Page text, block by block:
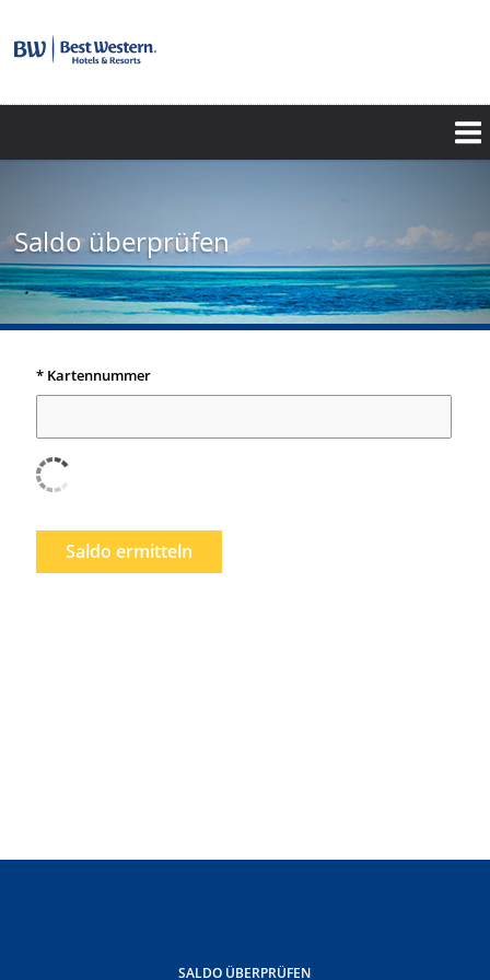
Saldo überprüfen
* Kartennummer
Saldo ermitteln
SALDO ÜBERPRÜFEN